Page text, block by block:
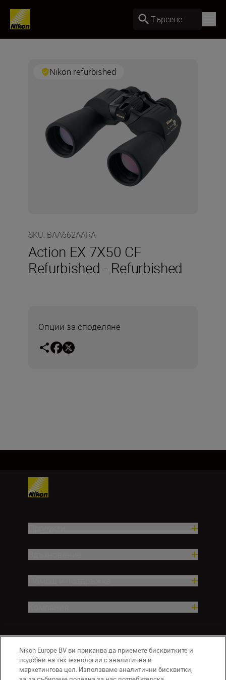
Търсене
Nikon refurbished
SKU: BAA662AARA
Action EX 7X50 CF
Refurbished - Refurbished
Опции за споделяне
Nikon Europe BV ви приканва да приемете бисквитките и
подобни на тях технологии с аналитична и
маркетингова цел. Използваме аналитични бисквитки,